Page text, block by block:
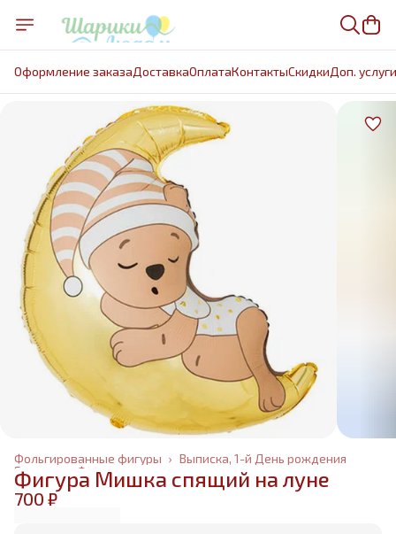
Оформление заказаДоставкаОплатаКонтактыCкидкиДоп. услуги
Выписка, 1-й День рождения
Фольгированные фигуры ›
Фольгированные шары
Главная
Фигура Мишка спящий на луне
700 ₽